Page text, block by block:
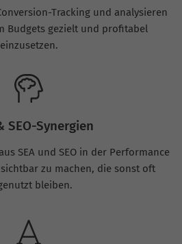
Tracking und analysieren
Budgets gezielt und profitabel
einzusetzen.
SEO-Synergien
SEA und SEO in der Performance
zu machen, die sonst oft
bleiben.